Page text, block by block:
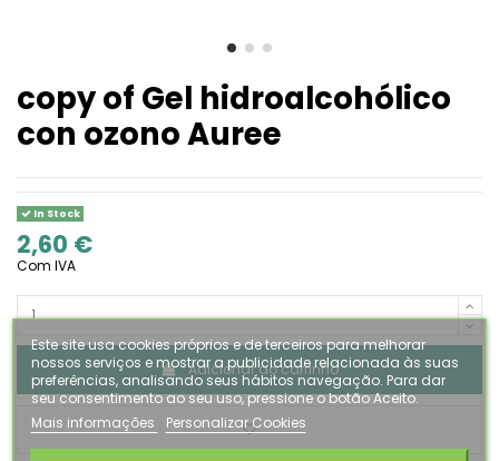
copy of Gel hidroalcohólico
con ozono Auree
In Stock
2,60 €
Com IVA
Adicionar ao carrinho
Este site usa cookies próprios e de terceiros para melhorar
nossos serviços e mostrar a publicidade relacionada às suas
preferências, analisando seus hábitos navegação. Para dar
seu consentimento ao seu uso, pressione o botão Aceito.
Mais informações
Personalizar Cookies